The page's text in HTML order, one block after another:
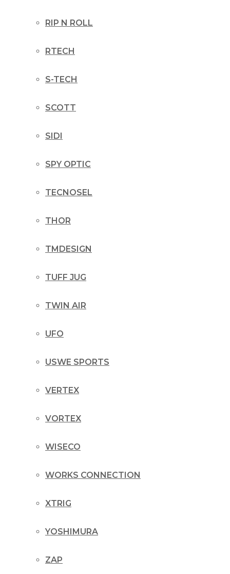
RIP N ROLL
RTECH
S-TECH
SCOTT
SIDI
SPY OPTIC
TECNOSEL
THOR
TMDESIGN
TUFF JUG
TWIN AIR
UFO
USWE SPORTS
VERTEX
VORTEX
WISECO
WORKS CONNECTION
XTRIG
YOSHIMURA
ZAP